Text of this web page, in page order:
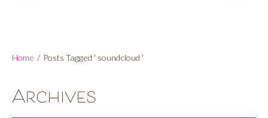
Home / Posts Tagged ' soundcloud '
Archives